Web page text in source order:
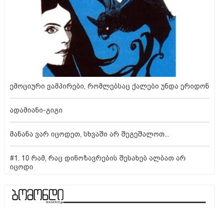
ემოციური ვამპირები, რომლებსაც ქალები უნდა ერიდონ
ადამიანი-გიგი
მანანა ვარ იცოდეთ, სხვაში არ შეგეშალოთ...
#1. 10 რამ, რაც დინოზავრების შესახებ ალბათ არ
იცოდი